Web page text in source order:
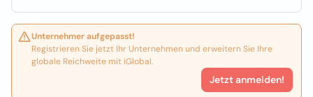
Unternehmer aufgepasst!
Registrieren Sie jetzt Ihr Unternehmen und erweitern Sie Ihre
globale Reichweite mit iGlobal.
Jetzt anmelden!